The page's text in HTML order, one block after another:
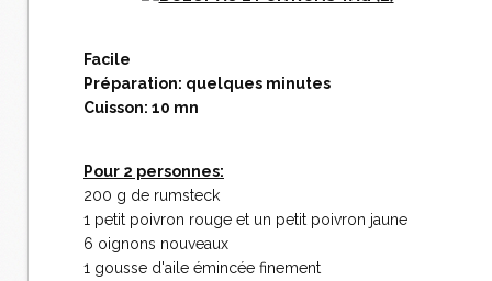
Facile
Préparation: quelques minutes
Cuisson: 10 mn
Pour 2 personnes:
200 g de rumsteck
1 petit poivron rouge et un petit poivron jaune
6 oignons nouveaux
1 gousse d'aile émincée finement